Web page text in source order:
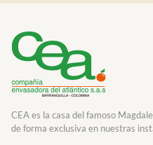
CEA es la casa del famoso
de forma exclusiva en nuestras